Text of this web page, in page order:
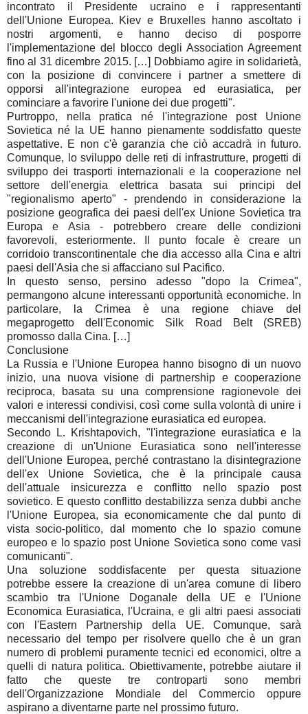
incontrato il Presidente ucraino e i rappresentanti
dell'Unione Europea. Kiev e Bruxelles hanno ascoltato i
nostri argomenti, e hanno deciso di posporre
l'implementazione del blocco degli Association Agreement
fino al 31 dicembre 2015. […] Dobbiamo agire in solidarietà,
con la posizione di convincere i partner a smettere di
opporsi all'integrazione europea ed eurasiatica, per
cominciare a favorire l'unione dei due progetti".
Purtroppo, nella pratica né l'integrazione post Unione
Sovietica né la UE hanno pienamente soddisfatto queste
aspettative. E non c'è garanzia che ciò accadrà in futuro.
Comunque, lo sviluppo delle reti di infrastrutture, progetti di
sviluppo dei trasporti internazionali e la cooperazione nel
settore dell'energia elettrica basata sui principi del
"regionalismo aperto" - prendendo in considerazione la
posizione geografica dei paesi dell'ex Unione Sovietica tra
Europa e Asia - potrebbero creare delle condizioni
favorevoli, esteriormente. Il punto focale è creare un
corridoio transcontinentale che dia accesso alla Cina e altri
paesi dell'Asia che si affacciano sul Pacifico.
In questo senso, persino adesso "dopo la Crimea",
permangono alcune interessanti opportunità economiche. In
particolare, la Crimea è una regione chiave del
megaprogetto dell'Economic Silk Road Belt (SREB)
promosso dalla Cina. […]
Conclusione
La Russia e l'Unione Europea hanno bisogno di un nuovo
inizio, una nuova visione di partnership e cooperazione
reciproca, basata su una comprensione ragionevole dei
valori e interessi condivisi, così come sulla volontà di unire i
meccanismi dell'integrazione eurasiatica ed europea.
Secondo L. Krishtapovich, "l'integrazione eurasiatica e la
creazione di un'Unione Eurasiatica sono nell'interesse
dell'Unione Europea, perché contrastano la disintegrazione
dell'ex Unione Sovietica, che è la principale causa
dell'attuale insicurezza e conflitto nello spazio post
sovietico. E questo conflitto destabilizza senza dubbi anche
l'Unione Europea, sia economicamente che dal punto di
vista socio-politico, dal momento che lo spazio comune
europeo e lo spazio post Unione Sovietica sono come vasi
comunicanti".
Una soluzione soddisfacente per questa situazione
potrebbe essere la creazione di un'area comune di libero
scambio tra l'Unione Doganale della UE e l'Unione
Economica Eurasiatica, l'Ucraina, e gli altri paesi associati
con l'Eastern Partnership della UE. Comunque, sarà
necessario del tempo per risolvere quello che è un gran
numero di problemi puramente tecnici ed economici, oltre a
quelli di natura politica. Obiettivamente, potrebbe aiutare il
fatto che queste tre controparti sono membri
dell'Organizzazione Mondiale del Commercio oppure
aspirano a diventarne parte nel prossimo futuro.